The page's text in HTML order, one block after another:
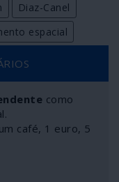
Diaz-Canel
espacial
como
café, 1 euro, 5